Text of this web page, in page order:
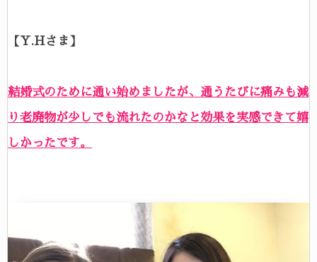
【Y.Hさま】
結婚式のために通い始めましたが、通うたびに痛みも減
り老廃物が少しでも流れたのかなと効果を実感できて嬉
しかったです。